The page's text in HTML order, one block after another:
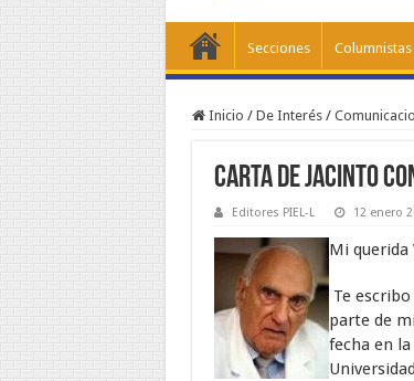
Secciones Columnistas
Inicio / De Interés /
Carta de Jacinto
Editores PIEL-L 12 enero
Mi querida
Te escribo
parte de
fecha en